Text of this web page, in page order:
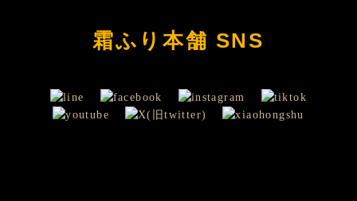
霜ふり本舗 SNS